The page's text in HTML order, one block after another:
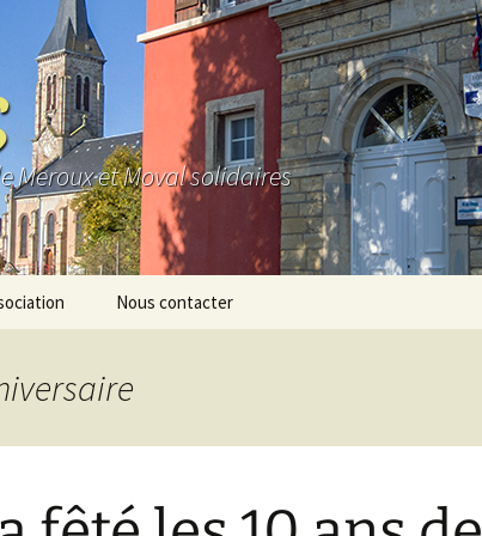
Meroux et Moval solidaires
Nous contacter